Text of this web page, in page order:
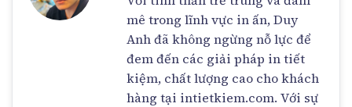
mê trong lĩnh vực in ấn, Duy
Anh đã không ngừng nỗ lực để
đem đến các giải pháp in tiết
kiệm, chất lượng cao cho khách
hàng tại intietkiem.com. Với sự